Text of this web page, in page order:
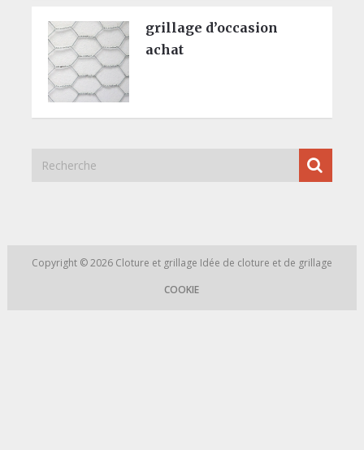
grillage d’occasion
achat
Copyright © 2026 Cloture et grillage Idée de cloture et de grillage
COOKIE